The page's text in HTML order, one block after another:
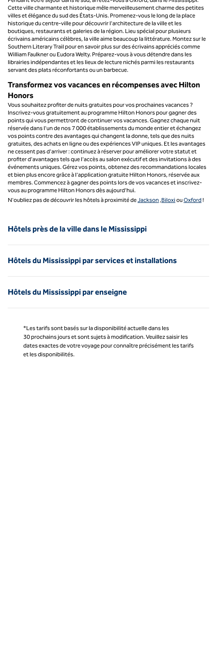
Cette ville charmante et historique mêle merveilleusement charme des petites
villes et élégance du sud des États-Unis. Promenez-vous le long de la place
historique du centre-ville pour découvrir l'architecture de la ville et les
boutiques, restaurants et galeries de la région. Lieu spécial pour plusieurs
écrivains américains célèbres, la ville aime beaucoup la littérature. Montez sur le
Southern Literary Trail pour en savoir plus sur des écrivains appréciés comme
William Faulkner ou Eudora Welty. Préparez-vous à vous détendre dans les
librairies indépendantes et les lieux de lecture nichés parmi les restaurants
servant des plats réconfortants ou un barbecue.
Transformez vos vacances en récompenses avec Hilton
Honors
Vous souhaitez profiter de nuits gratuites pour vos prochaines vacances ?
Inscrivez-vous gratuitement au programme Hilton Honors pour gagner des
points qui vous permettront de continuer vos vacances. Gagnez chaque nuit
réservée dans l'un de nos 7 000 établissements du monde entier et échangez
vos points contre des avantages qui changent la donne, tels que des nuits
gratuites, des achats en ligne ou des expériences VIP uniques. Et les avantages
ne cessent pas d'arriver : continuez à réserver pour améliorer votre statut et
profiter d'avantages tels que l'accès au salon exécutif et des invitations à des
événements uniques. Gérez vos points, obtenez des recommandations locales
et bien plus encore grâce à l'application gratuite Hilton Honors, réservée aux
membres. Commencez à gagner des points lors de vos vacances et inscrivez-
vous au programme Hilton Honors dès aujourd'hui.
N'oubliez pas de découvrir les hôtels à proximité deJackson ,BiloxiouOxford !
Hôtels près de la ville dans le Mississippi
Hôtels du Mississippi par services et installations
Hôtels du Mississippi par enseigne
*Les tarifs sont basés sur la disponibilité actuelle dans les
30 prochains jours et sont sujets à modification. Veuillez saisir les
dates exactes de votre voyage pour connaître précisément les tarifs
et les disponibilités.